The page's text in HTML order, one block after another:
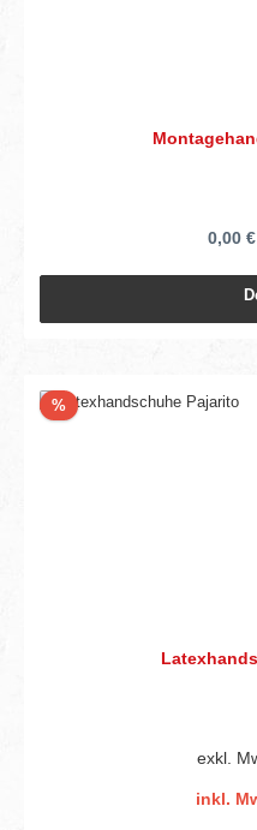
0,00
%Rabatt
exkl.
inkl.